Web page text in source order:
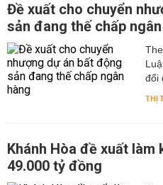
Đề xuất cho chuyển
sản đang thế chấp
đổi
THỊ
Khánh Hòa đề xuất làm
49.000 tỷ đồng